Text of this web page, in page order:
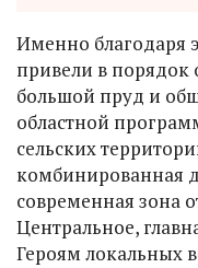
Именно благодаря
привели в порядок
большой пруд и
областной
сельских
комбинированная
современная зона
Центральное,
Героям локальных